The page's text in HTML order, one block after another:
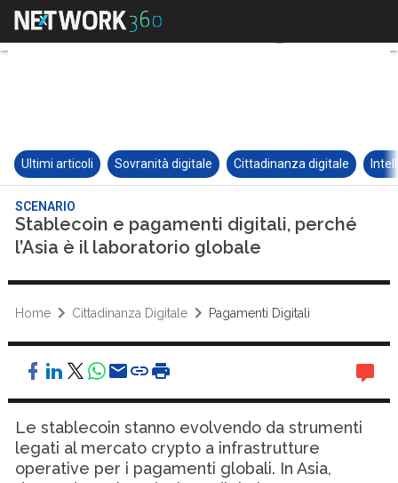
Ultimi articoli Sovranità digitale Cittadinanza digitale
SCENARIO
Stablecoin e pagamenti digitali, perché
l’Asia è il laboratorio globale
Home Cittadinanza Digitale Pagamenti Digitali
Le stablecoin stanno evolvendo da strumenti
legati al mercato crypto a infrastrutture
operative per i pagamenti globali. In Asia,